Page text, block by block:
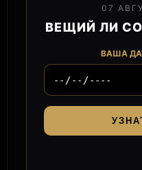
07
ВЕЩИЙ ЛИ
ВАША